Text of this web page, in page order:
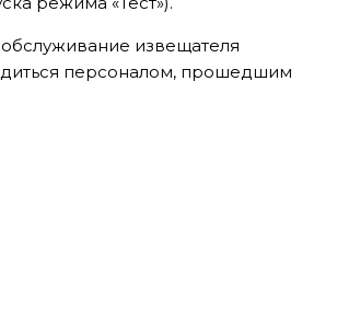
извещателя
персоналом, прошедшим